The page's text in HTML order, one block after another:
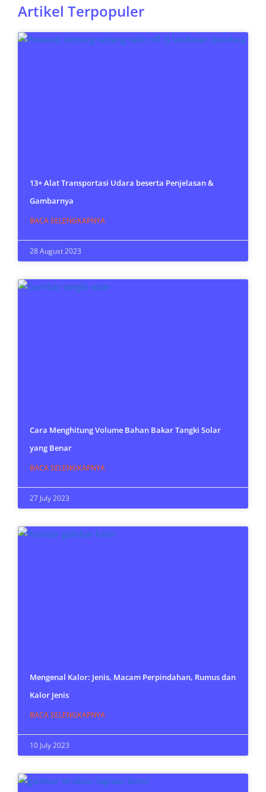
Artikel Terpopuler
13+ Alat Transportasi Udara beserta Penjelasan &
Gambarnya
BACA SELENGKAPNYA
28 August 2023
Cara Menghitung Volume Bahan Bakar Tangki Solar
yang Benar
BACA SELENGKAPNYA
27 July 2023
Mengenal Kalor: Jenis, Macam Perpindahan, Rumus dan
Kalor Jenis
BACA SELENGKAPNYA
10 July 2023